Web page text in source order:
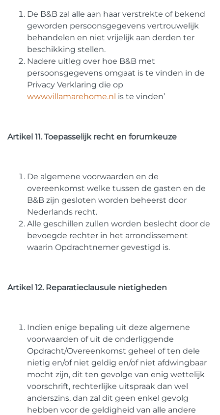
De B&B zal alle aan haar verstrekte of bekend
geworden persoonsgegevens vertrouwelijk
behandelen en niet vrijelijk aan derden ter
beschikking stellen.
Nadere uitleg over hoe B&B met
persoonsgegevens omgaat is te vinden in de
Privacy Verklaring die op
www.villamarehome.nl is te vinden’
Artikel 11. Toepasselijk recht en forumkeuze
De algemene voorwaarden en de
overeenkomst welke tussen de gasten en de
B&B zijn gesloten worden beheerst door
Nederlands recht.
Alle geschillen zullen worden beslecht door de
bevoegde rechter in het arrondissement
waarin Opdrachtnemer gevestigd is.
Artikel 12. Reparatieclausule nietigheden
Indien enige bepaling uit deze algemene
voorwaarden of uit de onderliggende
Opdracht/Overeenkomst geheel of ten dele
nietig en/of niet geldig en/of niet afdwingbaar
mocht zijn, dit ten gevolge van enig wettelijk
voorschrift, rechterlijke uitspraak dan wel
anderszins, dan zal dit geen enkel gevolg
hebben voor de geldigheid van alle andere